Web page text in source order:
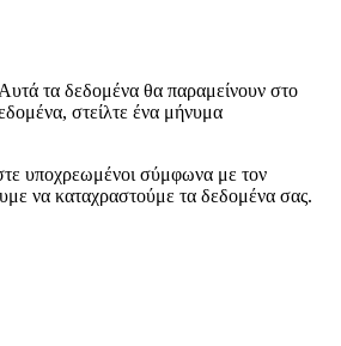
τα δεδομένα θα παραμείνουν στο
στείλτε ένα μήνυμα
υποχρεωμένοι σύμφωνα με τον
να καταχραστούμε τα δεδομένα σας.